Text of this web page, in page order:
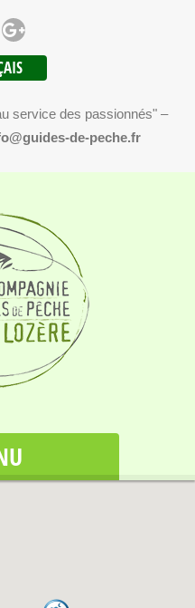
service des passionnés" –
de-peche.fr